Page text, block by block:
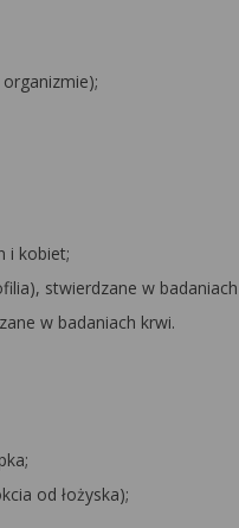
i kobiet;
stwierdzane w
w badaniach krwi.
od łożyska);